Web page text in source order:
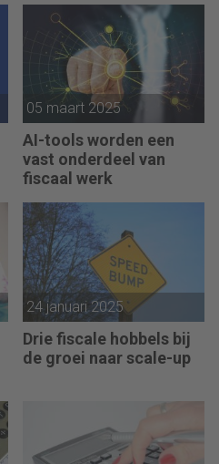
05 maart 2025
AI-tools worden een
vast onderdeel van
fiscaal werk
24 januari 2025
Drie fiscale hobbels bij
de groei naar scale-up